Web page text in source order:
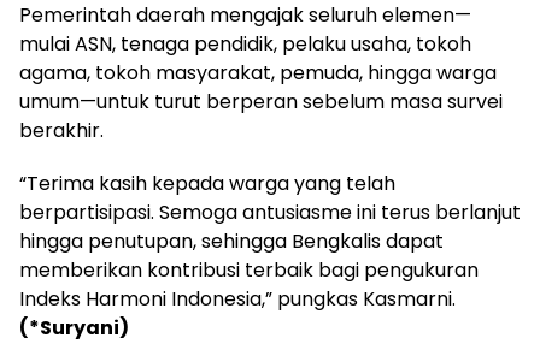
Pemerintah daerah mengajak seluruh elemen—
mulai ASN, tenaga pendidik, pelaku usaha, tokoh
agama, tokoh masyarakat, pemuda, hingga warga
umum—untuk turut berperan sebelum masa survei
berakhir.
“Terima kasih kepada warga yang telah
berpartisipasi. Semoga antusiasme ini terus berlanjut
hingga penutupan, sehingga Bengkalis dapat
memberikan kontribusi terbaik bagi pengukuran
Indeks Harmoni Indonesia,” pungkas Kasmarni.
(*Suryani)